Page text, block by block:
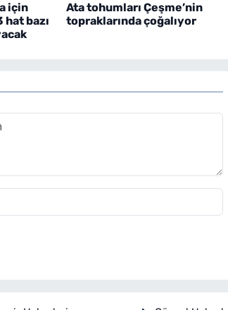
için
hat bazı
Ata tohumları Çeşme’nin
topraklarında çoğalıyor